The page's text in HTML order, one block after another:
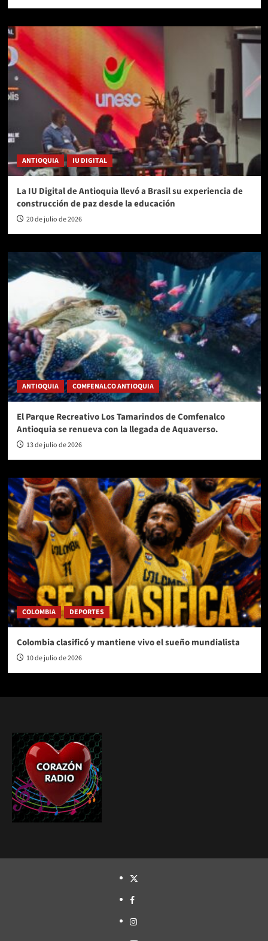
ANTIOQUIA IU DIGITAL
La IU Digital de Antioquia llevó a Brasil su experiencia de
construcción de paz desde la educación
20 de julio de 2026
ANTIOQUIA COMFENALCO ANTIOQUIA
El Parque Recreativo Los Tamarindos de Comfenalco
Antioquia se renueva con la llegada de Aquaverso.
13 de julio de 2026
COLOMBIA DEPORTES
Colombia clasificó y mantiene vivo el sueño mundialista
10 de julio de 2026
TWITTER
FACEBOOK
INSTAGRAM